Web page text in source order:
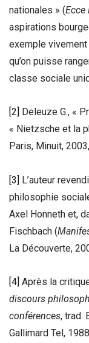
nationales » (Ecce
aspirations
exemple
qu’on puisse
classe sociale
[2]
Deleuze G., «
« Nietzsche et la
Paris, Minuit,
[3] L’auteur
philosophie
Axel Honneth et,
Fischbach (
La Découverte,
[4] Après la
discours
conférences, trad.
Gallimard Tel,